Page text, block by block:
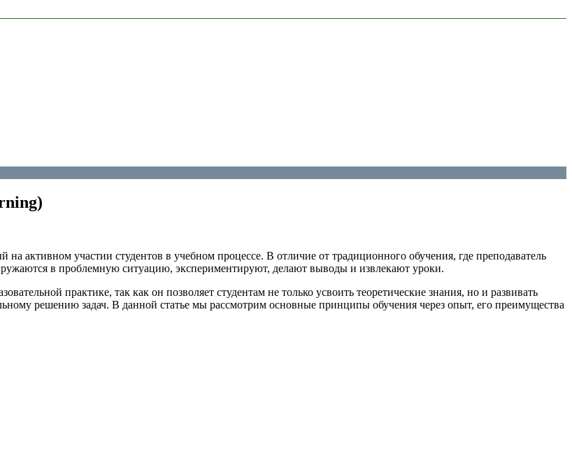
активном участии студентов в учебном процессе. В отличие от традиционного обучения, где преподаватель
в проблемную ситуацию, экспериментируют, делают выводы и извлекают уроки.
практике, так как он позволяет студентам не только усвоить теоретические знания, но и развивать
решению задач. В данной статье мы рассмотрим основные принципы обучения через опыт, его преимущества